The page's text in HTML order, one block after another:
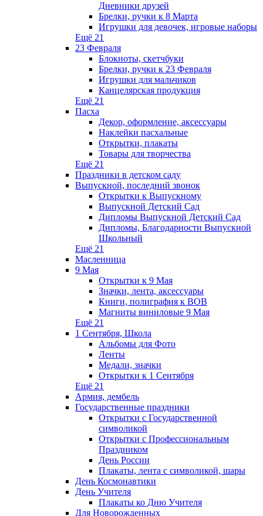
Дневники друзей
Брелки, ручки к 8 Марта
Игрушки для девочек, игровые наборы
Ещё 21
23 Февраля
Блокноты, скетчбуки
Брелки, ручки к 23 Февраля
Игрушки для мальчиков
Канцелярская продукция
Ещё 21
Пасха
Декор, оформление, аксессуары
Наклейки пасхальные
Открытки, плакаты
Товары для творчества
Ещё 21
Праздники в детском саду
Выпускной, последний звонок
Открытки к Выпускному
Выпускной Детский Сад
Дипломы Выпускной Детский Сад
Дипломы, Благодарности Выпускной
Школьный
Ещё 21
Масленница
9 Мая
Открытки к 9 Мая
Значки, лента, аксессуары
Книги, полиграфия к ВОВ
Магниты виниловые 9 Мая
Ещё 21
1 Сентября, Школа
Альбомы для Фото
Ленты
Медали, значки
Открытки к 1 Сентября
Ещё 21
Армия, дембель
Государственные праздники
Открытки с Государственной
символикой
Открытки с Профессиональным
Праздником
День России
Плакаты, лента с символикой, шары
День Космонавтики
День Учителя
Плакаты ко Дню Учителя
Для Новорожденных